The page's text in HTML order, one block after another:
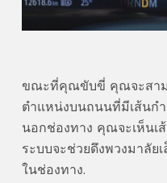
ขณะที่คุณขับขี่ คุณจะสาม
ตำแหน่งบนถนนที่มีเส้นก
นอกช่องทาง คุณจะเห็นเ
ระบบจะช่วยดึงพวงมาลัย
ในช่องทาง.